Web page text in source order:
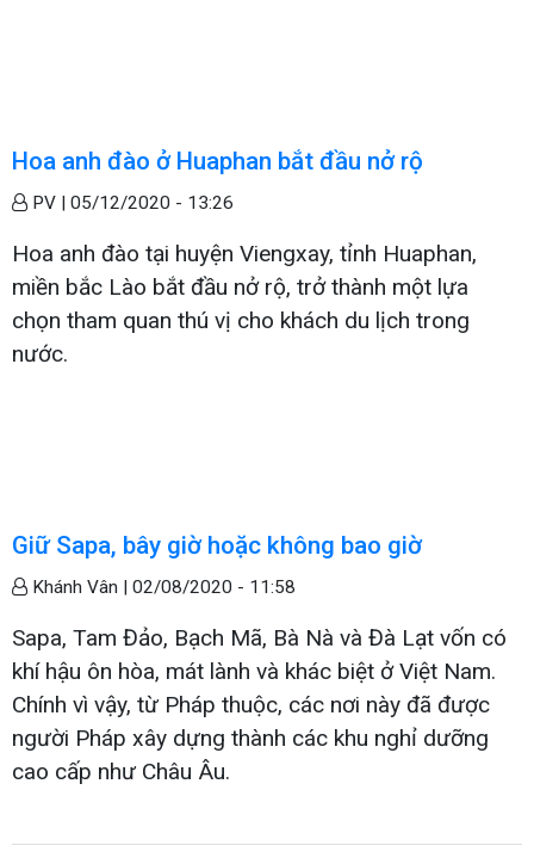
Hoa anh đào ở Huaphan bắt đầu nở rộ
PV | 05/12/2020 - 13:26
Hoa anh đào tại huyện Viengxay, tỉnh Huaphan,
miền bắc Lào bắt đầu nở rộ, trở thành một lựa
chọn tham quan thú vị cho khách du lịch trong
nước.
Giữ Sapa, bây giờ hoặc không bao giờ
Khánh Vân | 02/08/2020 - 11:58
Sapa, Tam Đảo, Bạch Mã, Bà Nà và Đà Lạt vốn có
khí hậu ôn hòa, mát lành và khác biệt ở Việt Nam.
Chính vì vậy, từ Pháp thuộc, các nơi này đã được
người Pháp xây dựng thành các khu nghỉ dưỡng
cao cấp như Châu Âu.